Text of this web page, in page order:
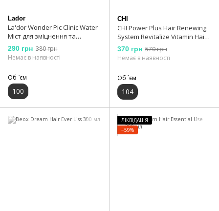
Lador
La'dor Wonder Pic Clinic Water
Міст для зміцнення та
захисту волосся 100 мл
290 грн 380 грн
Немає в наявності
Об `єм
100
CHI
CHI Power Plus Hair Renewing
System Revitalize Vitamin Hair
& Scalp Treatment Вітамінний
комплекс 104 мл
370 грн 570 грн
Немає в наявності
Об `єм
104
ЛІКВІДАЦІЯ
−59%